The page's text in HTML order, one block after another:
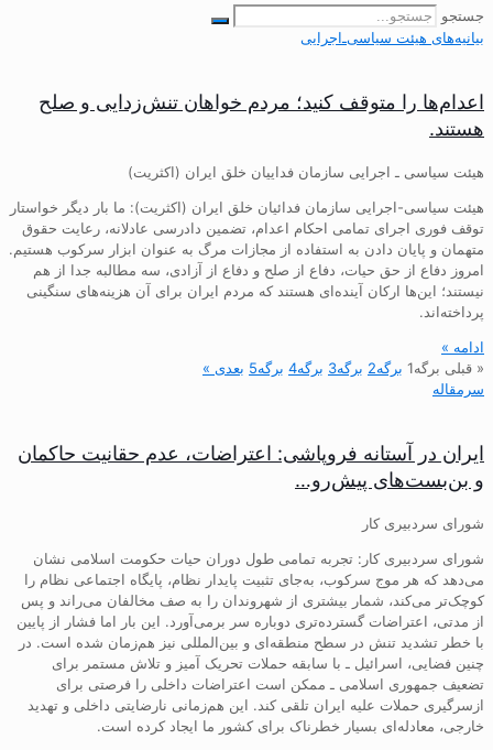
جستجو
بیانیه‌های هیئت‌ سیاسی‌ـ‌اجرایی
اعدام‌ها را متوقف کنید؛ مردم خواهان تنش‌زدایی و صلح
هستند.
هیئت سیاسی ـ اجرایی سازمان فداییان خلق ایران (اکثریت)
هیئت سیاسی-اجرایی سازمان فدائیان خلق ایران (اکثریت): ما بار دیگر خواستار
توقف فوری اجرای تمامی احکام اعدام، تضمین دادرسی عادلانه، رعایت حقوق
متهمان و پایان دادن به استفاده از مجازات مرگ به عنوان ابزار سرکوب هستیم.
امروز دفاع از حق حیات، دفاع از صلح و دفاع از آزادی، سه مطالبه جدا از هم
نیستند؛ این‌ها ارکان آینده‌ای هستند که مردم ایران برای آن هزینه‌های سنگینی
پرداخته‌اند.
ادامه »
« قبلی
برگه1 برگه2 برگه3 برگه4 برگه5 بعدی »
سرمقاله
ایران در آستانه فروپاشی: اعتراضات، عدم حقانیت حاکمان
و بن‌بست‌های پیش‌رو…
شورای سردبیری کار
شورای سردبیری کار: تجربه تمامی طول دوران حیات حکومت اسلامی نشان
می‌دهد که هر موج سرکوب، به‌جای تثبیت پایدار نظام، پایگاه اجتماعی نظام را
کوچک‌تر می‌کند، شمار بیشتری از شهروندان را به صف مخالفان می‌راند و پس
از مدتی، اعتراضات گسترده‌تری دوباره سر برمی‌آورد. این بار اما فشار از پایین
با خطر تشدید تنش در سطح منطقه‌ای و بین‌المللی نیز هم‌زمان شده است. در
چنین فضایی، اسرائیل ـ با سابقه حملات تحریک آمیز و تلاش مستمر برای
تضعیف جمهوری اسلامی ـ ممکن است اعتراضات داخلی را فرصتی برای
ازسرگیری حملات علیه ایران تلقی کند. این هم‌زمانی نارضایتی داخلی و تهدید
خارجی، معادله‌ای بسیار خطرناک برای کشور ما ایجاد کرده است.